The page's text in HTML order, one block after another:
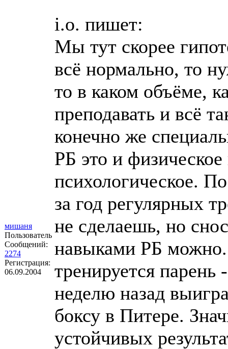
мишаня
Пользователь
Сообщений:
2274
Регистрация:
06.09.2004
i.o. пишет:
Мы тут скорее
всё нормально, то
то в каком объёме,
преподавать и всё
конечно же
РБ это и
психологическое.
за год регулярных
не сделаешь, но
навыками РБ
тренируется
неделю назад
боксу в Питере.
устойчивых